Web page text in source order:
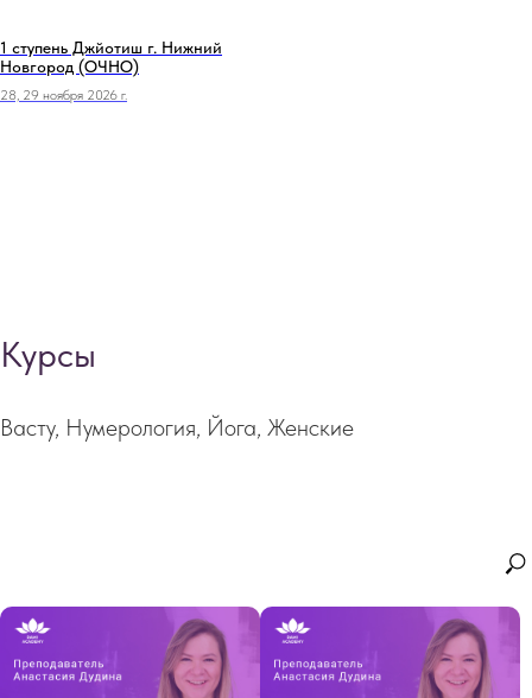
1 ступень Джйотиш г. Нижний
Новгород (ОЧНО)
28, 29 ноября 2026 г.
Курсы
Васту, Нумерология, Йога, Женские